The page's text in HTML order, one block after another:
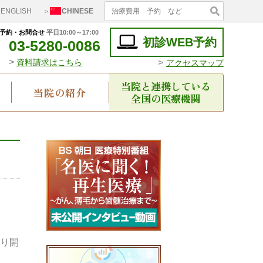
＞ CHINESE
約・お問合せ 平日10:00～17:00
03-5280-0086
> 資料請求はこちら
初診WEB予約
> アクセスマップ
当院の紹介
当院と連携している
全国の医療機関
開